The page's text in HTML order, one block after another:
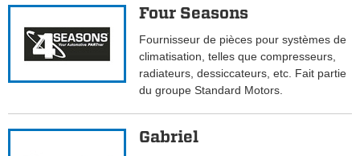
Four Seasons
Fournisseur de pièces pour systèmes de
climatisation, telles que compresseurs,
radiateurs, dessiccateurs, etc. Fait partie
du groupe Standard Motors.
Gabriel